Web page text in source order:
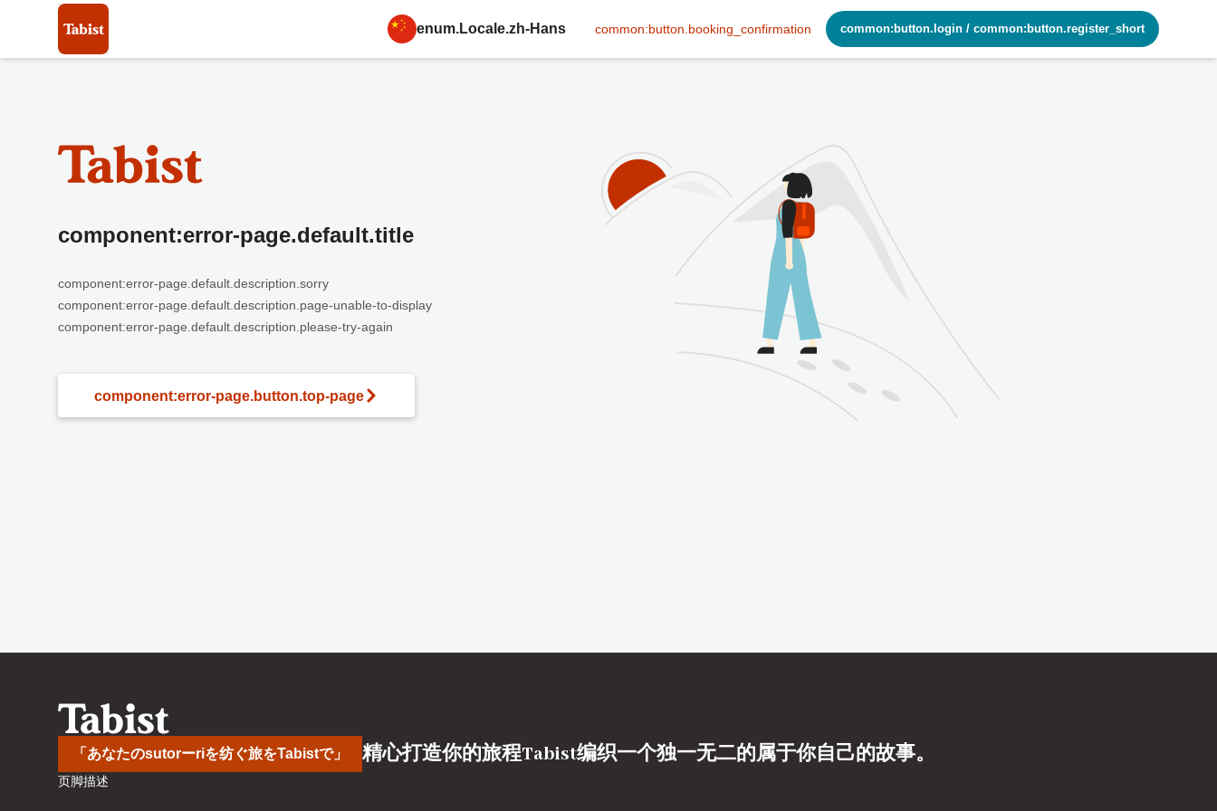
enum.Locale.zh-Hans common:button.booking_confirmation common:button.login / common:button.register_short
component:error-page.default.title
component:error-page.default.description.sorry
component:error-page.default.description.page-unable-to-display
component:error-page.default.description.please-try-again
component:error-page.button.top-page
「あなたのsutorーriを纺ぐ旅をTabistで」 精心打造你的旅程Tabist编织一个独一无二的属于你自己的故事。
页脚描述